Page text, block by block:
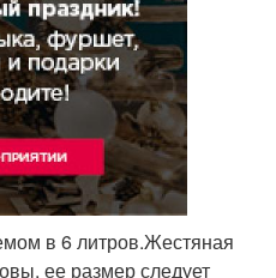
в 6 литров.Жестяная
ее размер следует